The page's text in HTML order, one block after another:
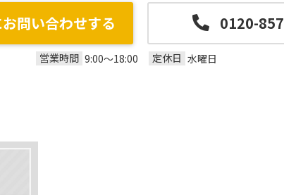
問い合わせする 0120-
営業時間 9:00～18:00 定休日 水曜日